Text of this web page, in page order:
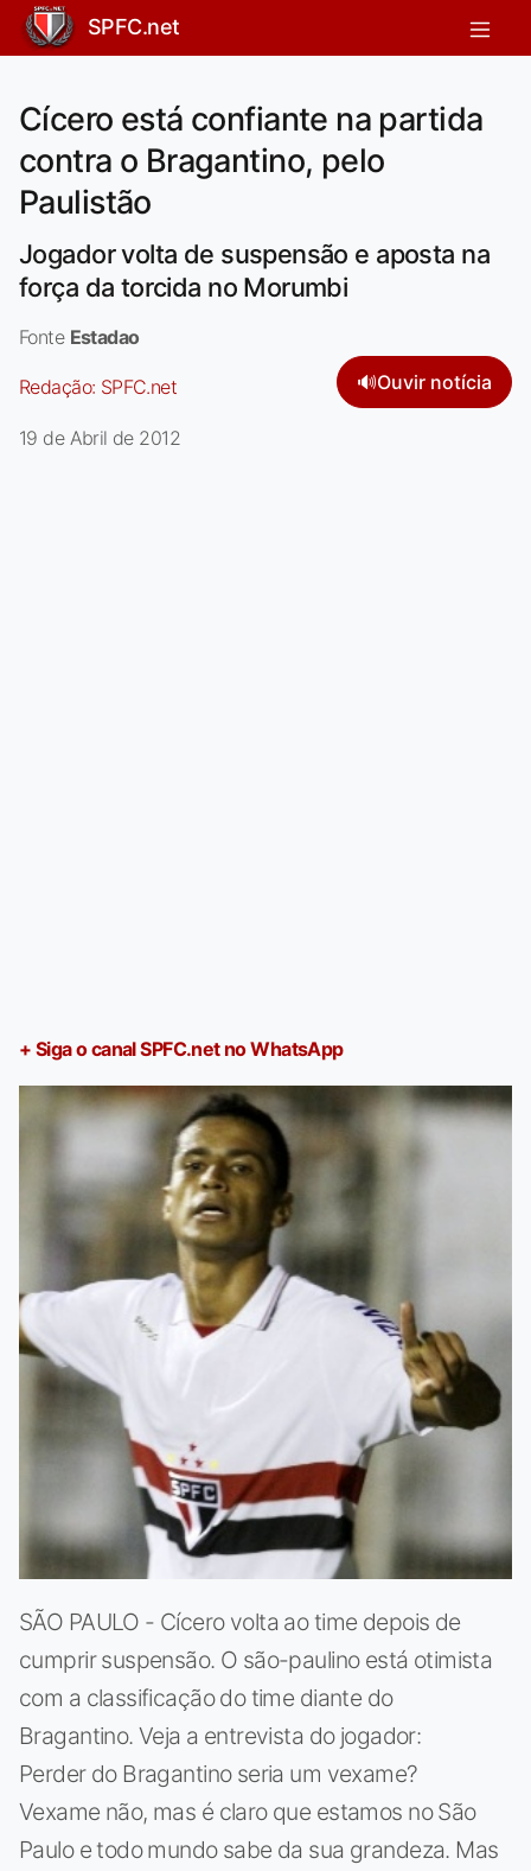
SPFC.net
Cícero está confiante na partida
contra o Bragantino, pelo
Paulistão
Jogador volta de suspensão e aposta na
força da torcida no Morumbi
Fonte Estadao
Redação: SPFC.net 🔊Ouvir notícia
19 de Abril de 2012
+ Siga o canal SPFC.net no WhatsApp
SÃO PAULO - Cícero volta ao time depois de
cumprir suspensão. O são-paulino está otimista
com a classificação do time diante do
Bragantino. Veja a entrevista do jogador:
Perder do Bragantino seria um vexame?
Vexame não, mas é claro que estamos no São
Paulo e todo mundo sabe da sua grandeza. Mas